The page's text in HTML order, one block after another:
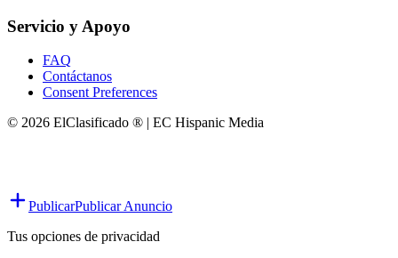
Servicio y Apoyo
FAQ
Contáctanos
Consent Preferences
© 2026 ElClasificado ® | EC Hispanic Media
PublicarPublicar Anuncio
Tus opciones de privacidad